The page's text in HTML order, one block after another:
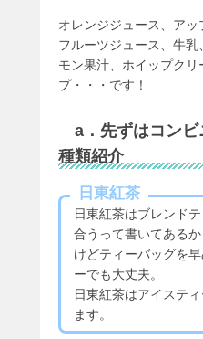
オレンジジュース、ア
フルーツジュース、牛
モン果汁、ホイップクリ
プ・・・です！
a．先ずはコン
種類紹介
日東紅茶
日東紅茶はブレンド
合うって書いてある
けどティーバッグを
ーでも大丈夫。
日東紅茶はアイステ
ます。